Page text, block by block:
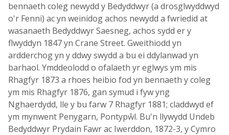
bennaeth coleg newydd y Bedyddwyr (a drosglwyddwyd
o'r Fenni) ac yn weinidog achos newydd a fwriedid at
wasanaeth Bedyddwyr Saesneg, achos sydd er y
flwyddyn 1847 yn Crane Street. Gweithiodd yn
ardderchog yn y ddwy swydd a bu ei ddylanwad yn
barhaol. Ymddeolodd o ofalaeth yr eglwys ym mis
Rhagfyr 1873 a rhoes heibio fod yn bennaeth y coleg
ym mis Rhagfyr 1876, gan symud i fyw yng
Nghaerdydd, lle y bu farw 7 Rhagfyr 1881; claddwyd ef
ym mynwent Penygarn, Pontypŵl. Bu'n llywydd Undeb
Bedyddwyr Prydain Fawr ac Iwerddon, 1872-3, y Cymro